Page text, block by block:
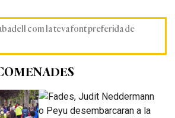
com la teva font preferida de